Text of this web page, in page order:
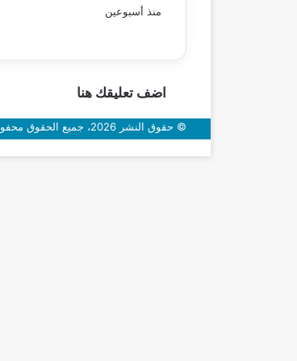
منذ أسبوعين
اضف تعليقك هنا
© حقوق النشر 2026، جميع الحقوق محفوظة بوابة سعودي اون